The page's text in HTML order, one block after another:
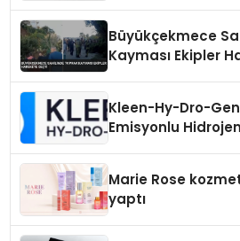
Büyükçekmece
Kayması Ekipler
Kleen-Hy-Dro-Gen
Emisyonlu
Marie Rose
yaptı